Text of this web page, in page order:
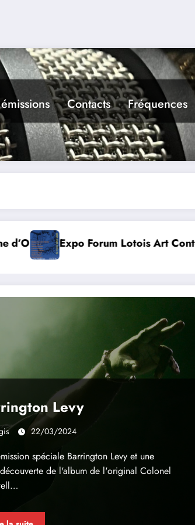
Contacts Fréquences
Art Contemporain 2026
Levy
22/03/2024
spéciale Barrington Levy et une
de l'album de l'original Colonel